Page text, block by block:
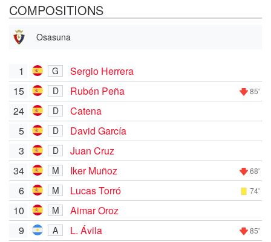
COMPOSITIONS
Osasuna
1 G
Sergio Herrera
15
D Rubén Peña 85'
24 D
Catena
5
D
David García
3
D
Juan Cruz
34
M Iker Muñoz 68'
6 M Lucas Torró 74'
10 M
Aimar Oroz
9
A L. Ávila 85'